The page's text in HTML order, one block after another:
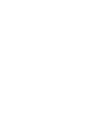
について
2026/27シーズン試
グ 2026/27シーズン「